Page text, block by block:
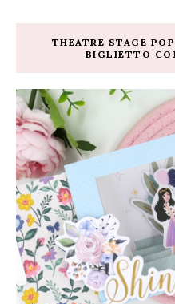
THEATRE STAGE
BIGLIETTO